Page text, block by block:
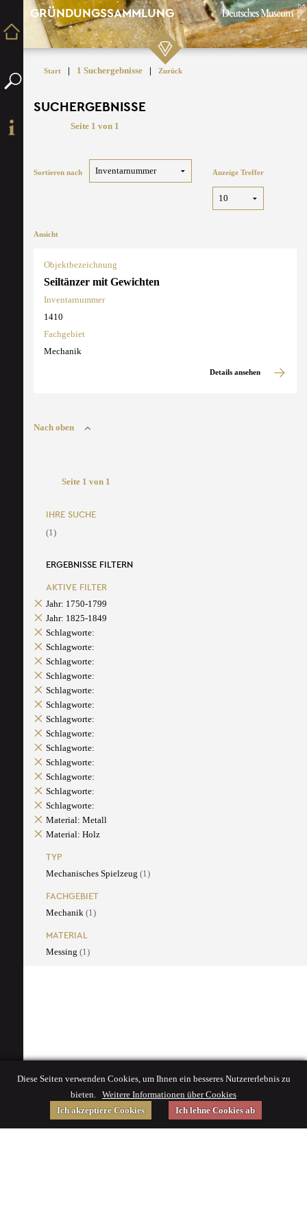
GRÜNDUNGSSAMMLUNG
Start | 1 Suchergebnisse | Zurück
SUCHERGEBNISSE
Seite 1 von 1
Sortieren nach Anzeige Treffer
Ansicht
Objektbezeichnung
Seiltänzer mit Gewichten
Inventarnummer
1410
Fachgebiet
Mechanik
Details ansehen
Nach oben
Seite 1 von 1
IHRE SUCHE
(1)
ERGEBNISSE FILTERN
AKTIVE FILTER
Jahr: 1750-1799
Jahr: 1825-1849
Schlagworte:
Schlagworte:
Schlagworte:
Schlagworte:
Schlagworte:
Schlagworte:
Schlagworte:
Schlagworte:
Schlagworte:
Schlagworte:
Schlagworte:
Schlagworte:
Schlagworte:
Material: Metall
Material: Holz
TYP
Mechanisches Spielzeug (1)
FACHGEBIET
Mechanik (1)
MATERIAL
Messing (1)
Diese Seiten verwenden Cookies, um Ihnen ein besseres Nutzererlebnis zu
bieten. Weitere Informationen über Cookies
Ich akzeptiere Cookies
Ich lehne Cookies ab